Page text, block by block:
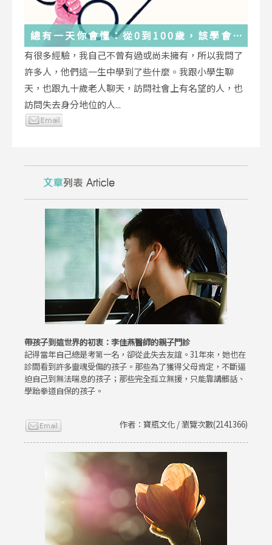
總有一天你會懂：從0到100歲，該學會
的人生大事，都在這些生活的小事裡了
有很多經驗，我自己不曾有過或尚未擁有，所以我問了
許多人，他們這一生中學到了些什麼。我跟小學生聊
天，也跟九十歲老人聊天，訪問社會上有名望的人，也
訪問失去身分地位的人...
帶孩子到這世界的初衷：李佳燕醫師的親子門診
記得當年自己總是考第一名，卻從此失去友誼。31年來，她也在
診間看到許多靈魂受傷的孩子。那些為了獲得父母肯定，不斷逼
迫自己到無法喘息的孩子；那些完全孤立無援，只能靠講髒話、
學跆拳道自保的孩子。
作者：寶瓶文化 / 瀏覽次數(2141366)